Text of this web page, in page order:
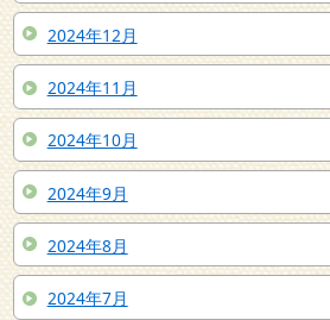
2024年12月
2024年11月
2024年10月
2024年9月
2024年8月
2024年7月